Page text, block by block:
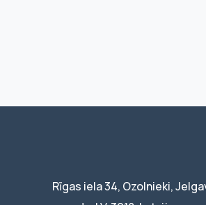
Rīgas iela 34, Ozolnieki,